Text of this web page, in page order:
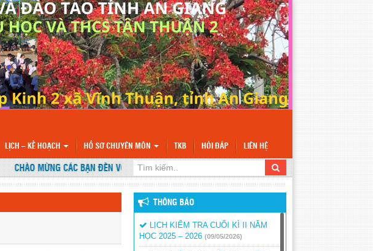
LỊCH – KẾ HOẠCH HỒ SƠ CHUYÊN MÔN TKB HỎI ĐÁP LIÊN HỆ
CHÀO MỪNG CÁC BẠN ĐẾN VỚI WEBSITE TRƯỜNG TH&THCS TÂN THUẬN 2
THÔNG BÁO
LỊCH KIỂM TRA CUỐI KÌ II NĂM
HỌC 2025 – 2026 (09/05/2026)